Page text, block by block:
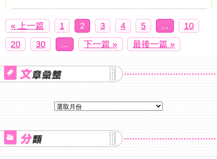
« 上一篇 1 2 3 4 5 ...
10
20
30 ... 下一篇 » 最後一篇 »